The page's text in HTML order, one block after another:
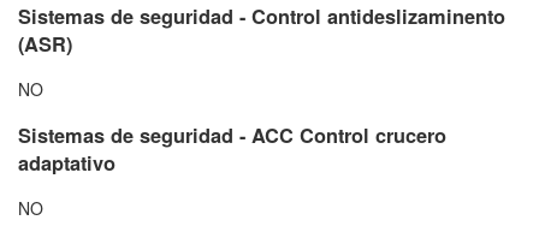
Sistemas de seguridad - Control antideslizaminento
(ASR)
NO
Sistemas de seguridad - ACC Control crucero
adaptativo
NO